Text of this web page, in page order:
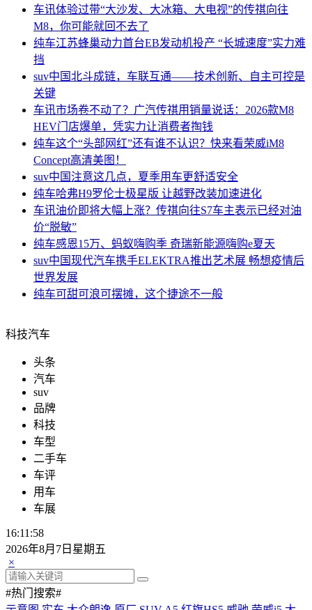
车讯体验过带“大沙发、大冰箱、大电视”的传祺向往
M8，你可能就回不去了
纯车江苏蜂巢动力首台EB发动机投产 “长城速度”实力难
挡
suv中国北斗成链，车联互通——技术创新、自主可控是
关键
车讯市场卷不动了？广汽传祺用销量说话：2026款M8
HEV门店爆单，凭实力让消费者掏钱
纯车这个“头部网红”还有谁不认识？快来看荣威iM8
Concept高清美图！
suv中国注意这几点，夏季用车更舒适安全
纯车哈弗H9罗伦士极星版 让越野改装加速进化
车讯油价即将大幅上涨？传祺向往S7车主表示已经对油
价“脱敏”
纯车感恩15万、蚂蚁嗨购季 奇瑞新能源嗨购e夏天
suv中国现代汽车携手ELEKTRA推出艺术展 畅想疫情后
世界发展
纯车可甜可浪可摆摊，这个捷途不一般
科技汽车
头条
汽车
suv
品牌
科技
车型
二手车
车评
用车
车展
16:11:58
2026年8月7日星期五
×
#热门搜索#